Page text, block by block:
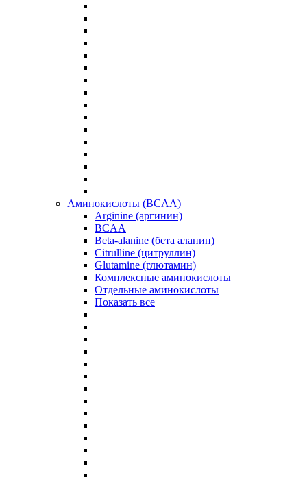
Аминокислоты (BCAA)
Arginine (аргинин)
BCAA
Beta-alanine (бета аланин)
Citrulline (цитруллин)
Glutamine (глютамин)
Комплексные аминокислоты
Отдельные аминокислоты
Показать все